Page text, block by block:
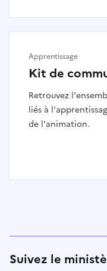
Kit de
Retrouvez
liés à
de l'animation.
Apprentissage
Suivez le